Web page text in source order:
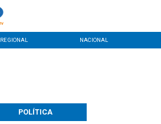
REGIONAL NACIONAL
POLÍTICA